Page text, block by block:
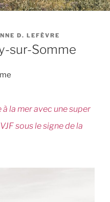
D. LEFÈVRE
sur-Somme
la mer avec une super
sous le signe de la